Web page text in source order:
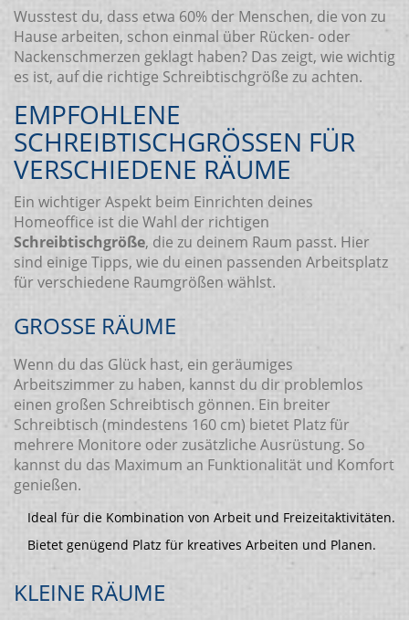
Wusstest du, dass etwa 60% der Menschen, die von zu
Hause arbeiten, schon einmal über Rücken- oder
Nackenschmerzen geklagt haben? Das zeigt, wie wichtig
es ist, auf die richtige Schreibtischgröße zu achten.
EMPFOHLENE
SCHREIBTISCHGRÖSSEN FÜR V
ERSCHIEDENE RÄUME
Ein wichtiger Aspekt beim Einrichten deines
Homeoffice ist die Wahl der richtigen
Schreibtischgröße, die zu deinem Raum passt. Hier
sind einige Tipps, wie du einen passenden Arbeitsplatz
für verschiedene Raumgrößen wählst.
GROSSE RÄUME
Wenn du das Glück hast, ein geräumiges
Arbeitszimmer zu haben, kannst du dir problemlos
einen großen Schreibtisch gönnen. Ein breiter
Schreibtisch (mindestens 160 cm) bietet Platz für
mehrere Monitore oder zusätzliche Ausrüstung. So
kannst du das Maximum an Funktionalität und Komfort
genießen.
Ideal für die Kombination von Arbeit und Freizeitaktivitäten.
Bietet genügend Platz für kreatives Arbeiten und Planen.
KLEINE RÄUME